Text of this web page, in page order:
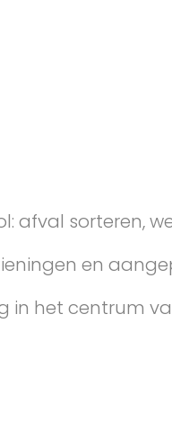
afval sorteren,
en
in het centrum